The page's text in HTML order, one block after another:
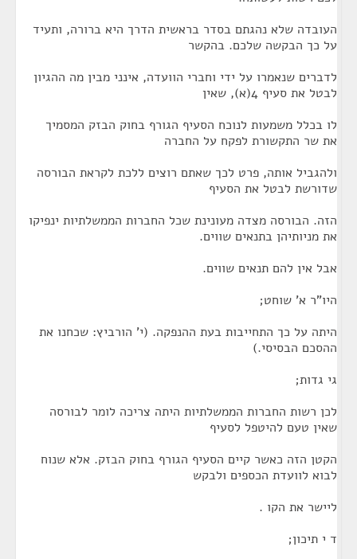
העובדה שלא נהגתם בסדר בראשית הדרך היא ברורה, ותעיד
על כך הבקשה שלכם. בהקשר
לדברים שנאמרו על ידי וחברי הוועדה, אינני מבין מה ההגיון
לבטל את סעיף 4(א), שאין
לו בכלל משמעות לנוכח הסעיף הגורף בחוק הבזק המסמיך
את שר התקשורת לפקח על החברה
ולהגביל אותה, פרט לכך שאתם רוצים ללכת לקראת הבורסה
שדורשת לבטל את הסעיף
הזה. הבורסה מצדה מעונינת שכל החברות הממשלתיות ינפיקו
את מניותיהן בתנאים שווים.
אבל אין להם תנאים שווים.
היו"ר א' שוחט;
היתה על כך התחייבות בעת ההנפקה. (י' הורביץ: שכחנו את
ההסכם הבסיסי.)
גי גדות;
לכן רשות החברות הממשלתיות היתה צריכה לומר לבורסה
שאין טעם להיטפל לסעיף
הקטן הזה כאשר קיים הסעיף הגורף בחוק הבזק. אלא שנוח
לבוא לוועדת הכספים ולבקש
ליישר את הקו .
ד י תיכון;